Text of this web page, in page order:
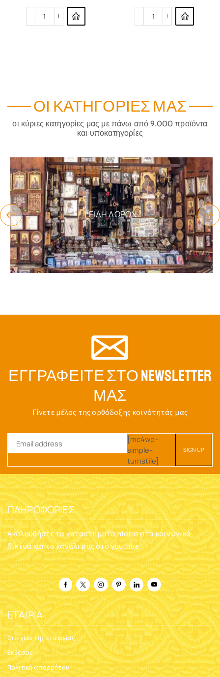
ΟΙ ΚΑΤΗΓΟΡΊΕΣ ΜΑΣ
οι κύριες κατηγορίες μας με πάνω από 9.000 προϊόντα
και υποκατηγορίες
ΕΊΔΗ ΔΏΡΩΝ
ΕΓΓΡΑΦΕΊΤΕ ΣΤΟ NEWSLETTER
ΜΑΣ
Γίνετε μέλος της ορθόδοξης κοινότητάς μας
[mc4wp-
simple-
turnstile]
ΠΛΗΡΟΦΟΡΊΕΣ
Ακολουθήστε τα καταστήματα nioras στα κοινωνικά
δίκτυα και το κανάλι μας στο youtube
ΕΤΑΙΡΊΑ
Στοιχεία της εταιρείας
Εκθέσεις
Πολιτική απορρήτου